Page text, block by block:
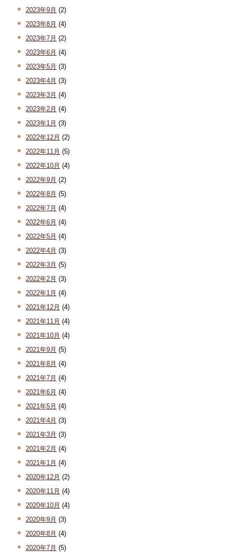
2023年9月 (2)
2023年8月 (4)
2023年7月 (2)
2023年6月 (4)
2023年5月 (3)
2023年4月 (3)
2023年3月 (4)
2023年2月 (4)
2023年1月 (3)
2022年12月 (2)
2022年11月 (5)
2022年10月 (4)
2022年9月 (2)
2022年8月 (5)
2022年7月 (4)
2022年6月 (4)
2022年5月 (4)
2022年4月 (3)
2022年3月 (5)
2022年2月 (3)
2022年1月 (4)
2021年12月 (4)
2021年11月 (4)
2021年10月 (4)
2021年9月 (5)
2021年8月 (4)
2021年7月 (4)
2021年6月 (4)
2021年5月 (4)
2021年4月 (3)
2021年3月 (3)
2021年2月 (4)
2021年1月 (4)
2020年12月 (2)
2020年11月 (4)
2020年10月 (4)
2020年9月 (3)
2020年8月 (4)
2020年7月 (5)